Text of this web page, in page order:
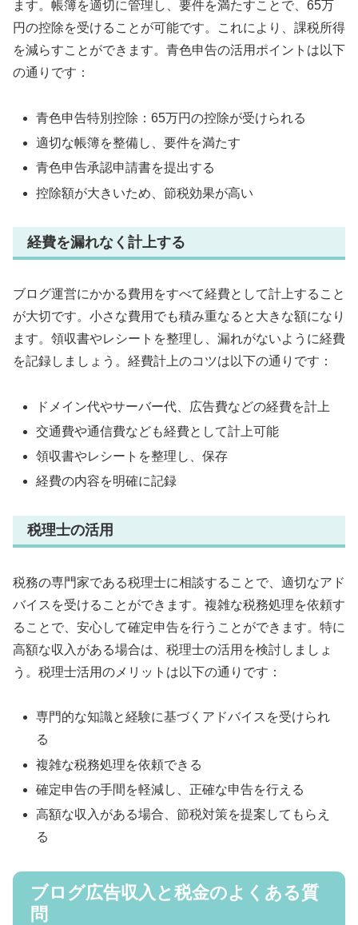
ます。帳簿を適切に管理し、要件を満たすことで、65万
円の控除を受けることが可能です。これにより、課税所得
を減らすことができます。青色申告の活用ポイントは以下
の通りです：
青色申告特別控除：65万円の控除が受けられる
適切な帳簿を整備し、要件を満たす
青色申告承認申請書を提出する
控除額が大きいため、節税効果が高い
経費を漏れなく計上する
ブログ運営にかかる費用をすべて経費として計上すること
が大切です。小さな費用でも積み重なると大きな額になり
ます。領収書やレシートを整理し、漏れがないように経費
を記録しましょう。経費計上のコツは以下の通りです：
ドメイン代やサーバー代、広告費などの経費を計上
交通費や通信費なども経費として計上可能
領収書やレシートを整理し、保存
経費の内容を明確に記録
税理士の活用
税務の専門家である税理士に相談することで、適切なアド
バイスを受けることができます。複雑な税務処理を依頼す
ることで、安心して確定申告を行うことができます。特に
高額な収入がある場合は、税理士の活用を検討しましょ
う。税理士活用のメリットは以下の通りです：
専門的な知識と経験に基づくアドバイスを受けられ
る
複雑な税務処理を依頼できる
確定申告の手間を軽減し、正確な申告を行える
高額な収入がある場合、節税対策を提案してもらえ
る
ブログ広告収入と税金のよくある質
問